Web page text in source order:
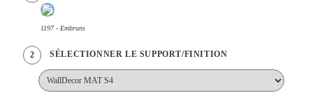
1197 - Embruns
2 SÉLECTIONNER LE SUPPORT/FINITION